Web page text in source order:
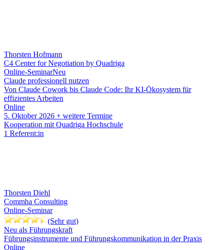
Thorsten Hofmann
C4 Center for Negotiation by Quadriga
Online-SeminarNeu
Claude professionell nutzen
Von Claude Cowork bis Claude Code: Ihr KI-Ökosystem für
effizientes Arbeiten
Online
5. Oktober 2026 + weitere Termine
Kooperation mit Quadriga Hochschule
1 Referent:in
Thorsten Diehl
Commha Consulting
Online-Seminar
(Sehr gut)
Neu als Führungskraft
Führungsinstrumente und Führungskommunikation in der Praxis
Online